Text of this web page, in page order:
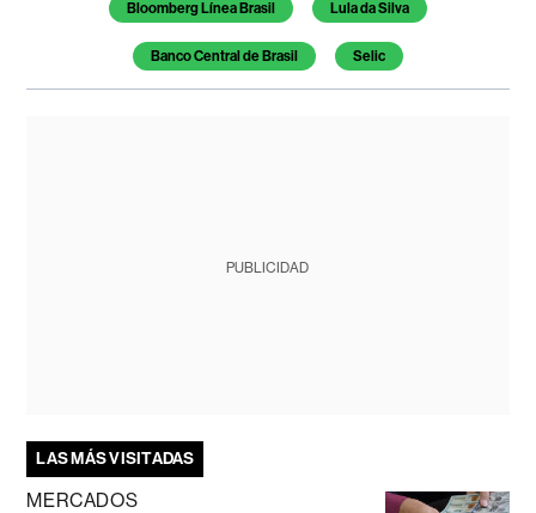
Bloomberg Línea Brasil Lula da Silva
Banco Central de Brasil Selic
PUBLICIDAD
LAS MÁS VISITADAS
MERCADOS